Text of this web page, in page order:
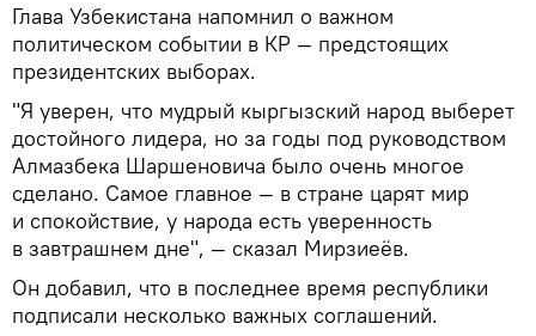
Глава Узбекистана напомнил о важном
политическом событии в КР — предстоящих
президентских выборах.
"Я уверен, что мудрый кыргызский народ выберет
достойного лидера, но за годы под руководством
Алмазбека Шаршеновича было очень многое
сделано. Самое главное — в стране царят мир
и спокойствие, у народа есть уверенность
в завтрашнем дне", — сказал Мирзиеёв.
Он добавил, что в последнее время республики
подписали несколько важных соглашений.